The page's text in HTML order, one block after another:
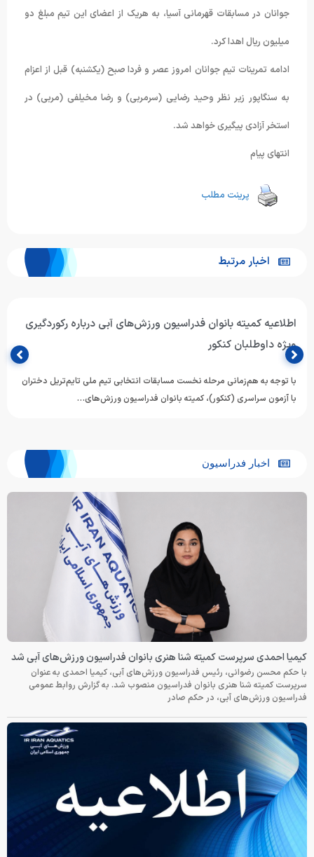
جوانان در مسابقات قهرمانی آسیا، به هریک از اعضای این تیم مبلغ دو
میلیون ریال اهدا کرد.
ادامه تمرینات تیم جوانان امروز عصر و فردا صبح (یکشنبه) قبل از اعزام
به سنگاپور زیر نظر وحید رضایی (سرمربی) و رضا مخیلفی (مربی) در
استخر آزادی پیگیری خواهد شد.
انتهای پیام
پرینت مطلب
اخبار مرتبط
اطلاعیه کمیته بانوان فدراسیون ورزش‌های آبی درباره رکوردگیری
ویژه داوطلبان کنکور
با توجه به هم‌زمانی مرحله نخست مسابقات انتخابی تیم ملی تایم‌تریل دختران
با آزمون سراسری (کنکور)، کمیته بانوان فدراسیون ورزش‌های…
اخبار فدراسیون
کیمیا احمدی سرپرست کمیته شنا هنری بانوان فدراسیون ورزش‌های آبی شد
با حکم محسن رضوانی، رئیس فدراسیون ورزش‌های آبی، کیمیا احمدی به عنوان
سرپرست کمیته شنا هنری بانوان فدراسیون منصوب شد. به گزارش روابط عمومی
فدراسیون ورزش‌های آبی، در حکم صادر